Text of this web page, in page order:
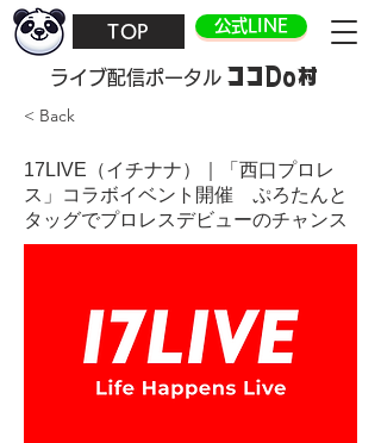
TOP 公式LINE
​ライブ配信ポータル ココDo村
< Back
17LIVE（イチナナ）｜「西口プロレ
ス」コラボイベント開催 ぷろたんと
タッグでプロレスデビューのチャンス